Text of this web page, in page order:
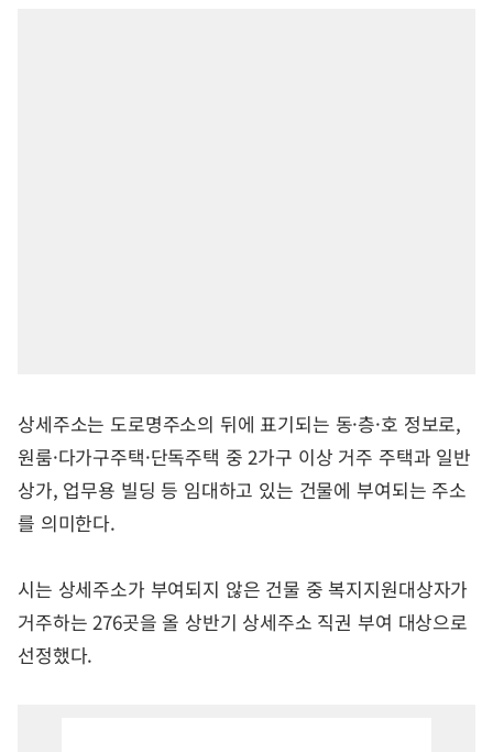
상세주소는 도로명주소의 뒤에 표기되는 동·층·호 정보로,
원룸·다가구주택·단독주택 중 2가구 이상 거주 주택과 일반
상가, 업무용 빌딩 등 임대하고 있는 건물에 부여되는 주소
를 의미한다.
시는 상세주소가 부여되지 않은 건물 중 복지지원대상자가
거주하는 276곳을 올 상반기 상세주소 직권 부여 대상으로
선정했다.